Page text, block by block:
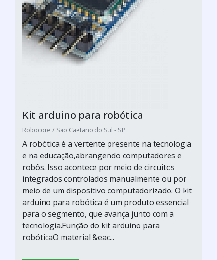
Kit arduino para robótica
Robocore / São Caetano do Sul - SP
A robótica é a vertente presente na tecnologia
e na educação,abrangendo computadores e
robôs. Isso acontece por meio de circuitos
integrados controlados manualmente ou por
meio de um dispositivo computadorizado. O kit
arduino para robótica é um produto essencial
para o segmento, que avança junto com a
tecnologia.Função do kit arduino para
robóticaO material &eac...